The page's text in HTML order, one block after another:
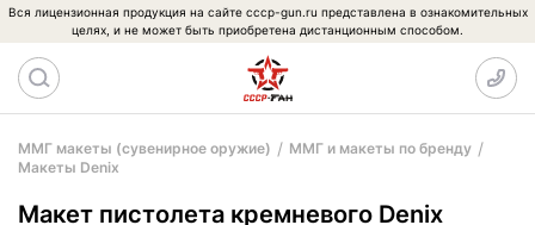
Вся лицензионная продукция на сайте cccp-gun.ru представлена в ознакомительных
целях, и не может быть приобретена дистанционным способом.
ММГ макеты (сувенирное оружие)
ММГ и макеты по бренду
Макеты Denix
Макет пистолета кремневого Denix